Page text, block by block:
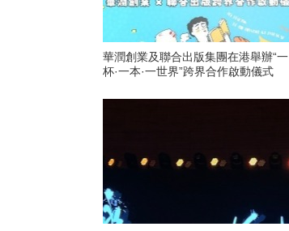
華潤創業及聯合出版集團在港舉辦“一
杯·一本·一世界”跨界合作啟動儀式